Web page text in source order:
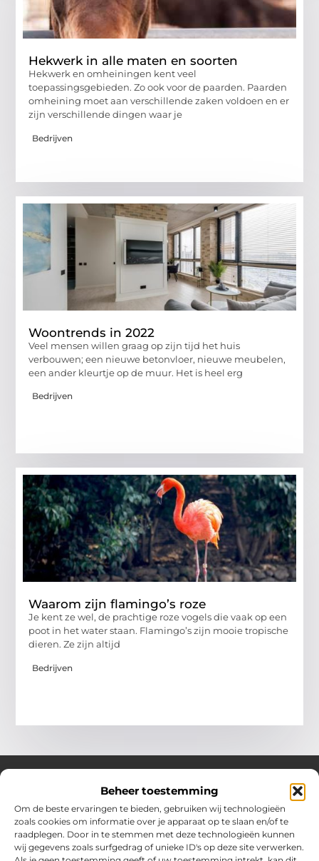
Beheer toestemming
Om de beste ervaringen te bieden, gebruiken wij technologieën
zoals cookies om informatie over je apparaat op te slaan en/of te
raadplegen. Door in te stemmen met deze technologieën kunnen
wij gegevens zoals surfgedrag of unieke ID's op deze site verwerken.
Hekwerk in alle maten en soorten
Hekwerk en omheiningen kent veel
toepassingsgebieden. Zo ook voor de paarden. Paarden
omheining moet aan verschillende zaken voldoen en er
zijn verschillende dingen waar je
Bedrijven
Woontrends in 2022
Veel mensen willen graag op zijn tijd het huis
verbouwen; een nieuwe betonvloer, nieuwe meubelen,
een ander kleurtje op de muur. Het is heel erg
Bedrijven
Waarom zijn flamingo’s roze
Je kent ze wel, de prachtige roze vogels die vaak op een
poot in het water staan. Flamingo’s zijn mooie tropische
dieren. Ze zijn altijd
Bedrijven
Over Hollandwinkelt
Jouw bron voor inspiratie en handige tips voor het dagelijks
leven.
Verken een gevarieerde selectie blogs en artikelen boordevol